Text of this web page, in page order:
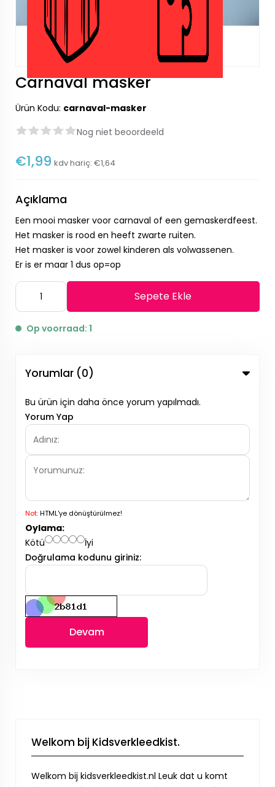
Carnaval masker
Ürün Kodu: carnaval-masker
Nog niet beoordeeld
€1,99 kdv hariç: €1,64
Açıklama
Een mooi masker voor carnaval of een gemaskerdfeest.
Het masker is rood en heeft zwarte ruiten.
Het masker is voor zowel kinderen als volwassenen.
Er is er maar 1 dus op=op
Sepete Ekle
Op voorraad: 1
Yorumlar (0)
Bu ürün için daha önce yorum yapılmadı.
Yorum Yap
Not:HTML'ye dönüştürülmez!
Oylama:
Kötü
İyi
Doğrulama kodunu giriniz:
Devam
Welkom bij Kidsverkleedkist.
Welkom bij kidsverkleedkist.nl Leuk dat u komt